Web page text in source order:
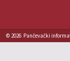
© 2026 Pančevački